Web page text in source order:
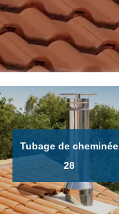
Tubage de cheminée
28